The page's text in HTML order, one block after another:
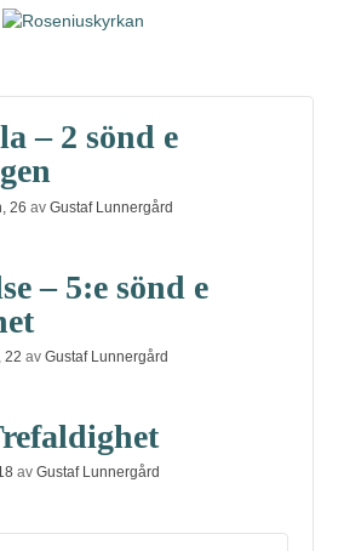
– 2 sönd e
26 av Gustaf Lunnergård
– 5:e sönd e
22 av Gustaf Lunnergård
av Gustaf Lunnergård